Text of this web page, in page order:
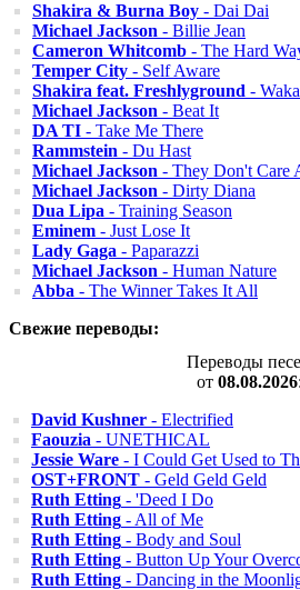
Shakira & Burna Boy - Dai Dai
Michael Jackson - Billie Jean
Cameron Whitcomb - The Hard
Temper City - Self Aware
Shakira feat. Freshlyground -
Michael Jackson - Beat It
DA TI - Take Me There
Rammstein - Du Hast
Michael Jackson - They Don't Care
Michael Jackson - Dirty Diana
Dua Lipa - Training Season
Eminem - Just Lose It
Lady Gaga - Paparazzi
Michael Jackson - Human Nature
Abba - The Winner Takes It All
Свежие переводы:
Переводы
от 08.08.2026:
David Kushner - Electrified
Faouzia - UNETHICAL
Jessie Ware - I Could Get Used to
OST+FRONT - Geld Geld Geld
Ruth Etting - 'Deed I Do
Ruth Etting - All of Me
Ruth Etting - Body and Soul
Ruth Etting - Button Up Your
Ruth Etting - Dancing in the